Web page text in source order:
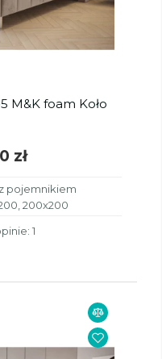
M&K foam Koło
zł
pojemnikiem
200x200
1